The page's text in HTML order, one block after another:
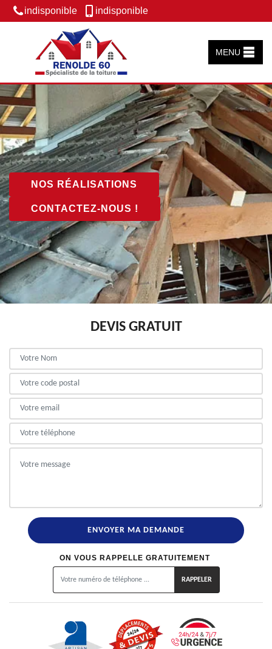
indisponible indisponible
MENU
NOS RÉALISATIONS
CONTACTEZ-NOUS !
DEVIS GRATUIT
ON VOUS RAPPELLE GRATUITEMENT